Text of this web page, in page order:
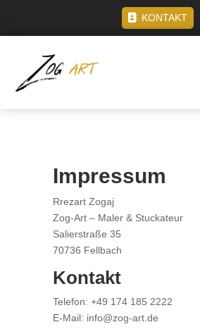
KONTAKT
Impressum
Rrezart Zogaj
Zog-Art – Maler & Stuckateur
Salierstraße 35
70736 Fellbach
Kontakt
Telefon: +49 174 185 2222
E-Mail: info@zog-art.de